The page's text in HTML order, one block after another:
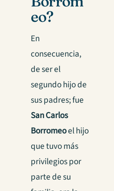
eo?
En
consecuencia,
de ser el
segundo hijo de
sus padres; fue
San Carlos
Borromeoel hijo
que tuvo más
privilegios por
parte de su